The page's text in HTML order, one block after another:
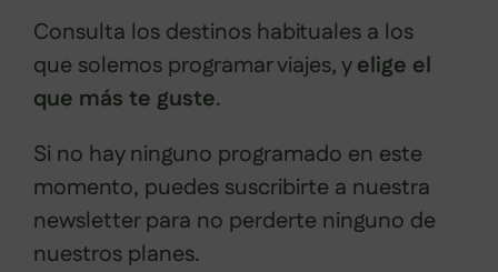
Consulta los destinos habituales a los
que solemos programar viajes, yelige el
que más te guste.
Si no hay ninguno programado en este
momento, puedes suscribirte a nuestra
newsletter para no perderte ninguno de
nuestros planes.